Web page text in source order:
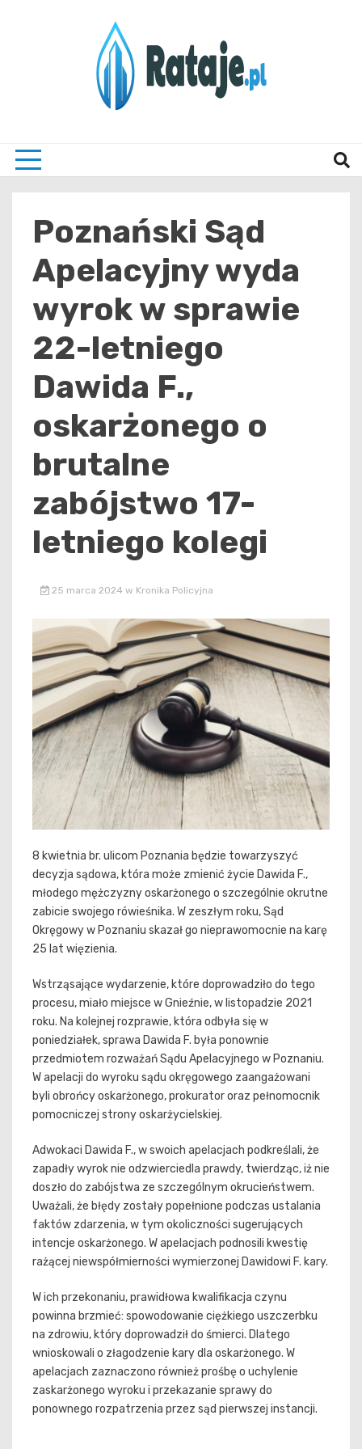
Poznański Sąd
Apelacyjny wyda
wyrok w sprawie
22-letniego
Dawida F.,
oskarżonego o
brutalne
zabójstwo 17-
letniego kolegi
25 marca 2024 w Kronika Policyjna
8 kwietnia br. ulicom Poznania będzie towarzyszyć
decyzja sądowa, która może zmienić życie Dawida F.,
młodego mężczyzny oskarżonego o szczególnie okrutne
zabicie swojego rówieśnika. W zeszłym roku, Sąd
Okręgowy w Poznaniu skazał go nieprawomocnie na karę
25 lat więzienia.
Wstrząsające wydarzenie, które doprowadziło do tego
procesu, miało miejsce w Gnieźnie, w listopadzie 2021
roku. Na kolejnej rozprawie, która odbyła się w
poniedziałek, sprawa Dawida F. była ponownie
przedmiotem rozważań Sądu Apelacyjnego w Poznaniu.
W apelacji do wyroku sądu okręgowego zaangażowani
byli obrońcy oskarżonego, prokurator oraz pełnomocnik
pomocniczej strony oskarżycielskiej.
Adwokaci Dawida F., w swoich apelacjach podkreślali, że
zapadły wyrok nie odzwierciedla prawdy, twierdząc, iż nie
doszło do zabójstwa ze szczególnym okrucieństwem.
Uważali, że błędy zostały popełnione podczas ustalania
faktów zdarzenia, w tym okoliczności sugerujących
intencje oskarżonego. W apelacjach podnosili kwestię
rażącej niewspółmierności wymierzonej Dawidowi F. kary.
W ich przekonaniu, prawidłowa kwalifikacja czynu
powinna brzmieć: spowodowanie ciężkiego uszczerbku
na zdrowiu, który doprowadził do śmierci. Dlatego
wnioskowali o złagodzenie kary dla oskarżonego. W
apelacjach zaznaczono również prośbę o uchylenie
zaskarżonego wyroku i przekazanie sprawy do
ponownego rozpatrzenia przez sąd pierwszej instancji.